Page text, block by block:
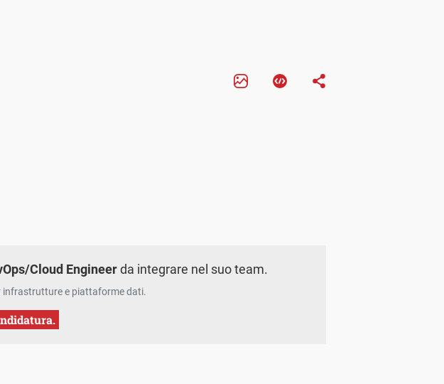
Cloud Engineerda integrare nel suo team.
infrastrutture e piattaforme dati.